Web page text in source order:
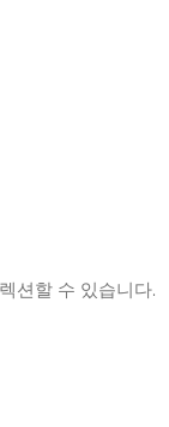
션할 수 있습니다.